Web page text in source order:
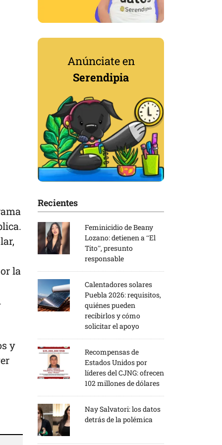
la
y
Anúnciate en
Serendipia
Recientes
Feminicidio de Beany
Lozano: detienen a “El
Tito”, presunto
responsable
Calentadores solares
Puebla 2026: requisitos,
quiénes pueden
recibirlos y cómo
solicitar el apoyo
Recompensas de
Estados Unidos por
líderes del CJNG: ofrecen
102 millones de dólares
Nay Salvatori: los datos
detrás de la polémica